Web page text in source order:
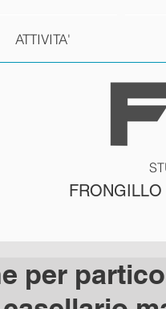
ATTIVITA'
per